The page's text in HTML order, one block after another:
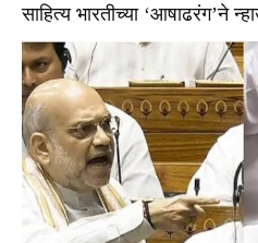
साहित्य भारतीच्या ‘आषाढरंग’ने